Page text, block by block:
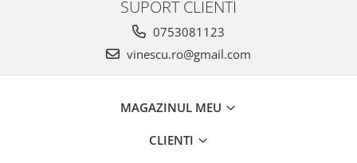
SUPORT CLIENTI
0753081123
vinescu.ro@gmail.com
MAGAZINUL MEU
CLIENTI